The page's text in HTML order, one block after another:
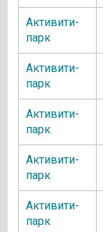
Активити-
парк
Активити-
парк
Активити-
парк
Активити-
парк
Активити-
парк